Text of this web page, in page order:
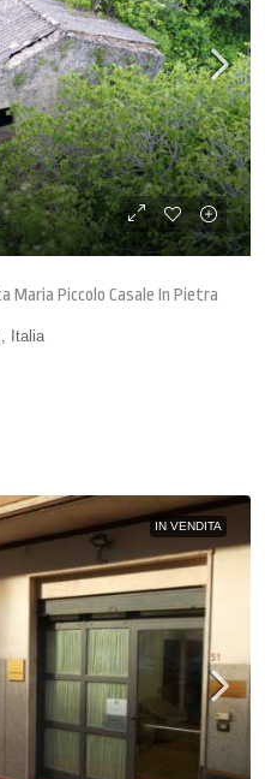
Piccolo Casale In Pietra
Italia
IN VENDITA